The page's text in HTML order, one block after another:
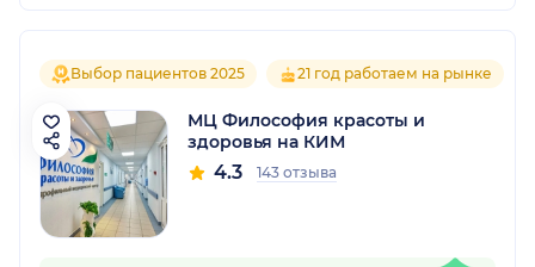
Выбор пациентов 2025 21 год работаем на рынке
МЦ Философия красоты и
здоровья на КИМ
4.3 143 отзыва